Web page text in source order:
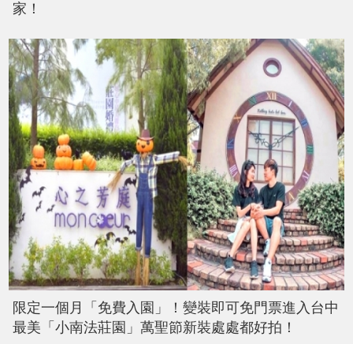
家！
限定一個月「免費入園」！變裝即可免門票進入台中
最美「小南法莊園」萬聖節新裝處處都好拍！